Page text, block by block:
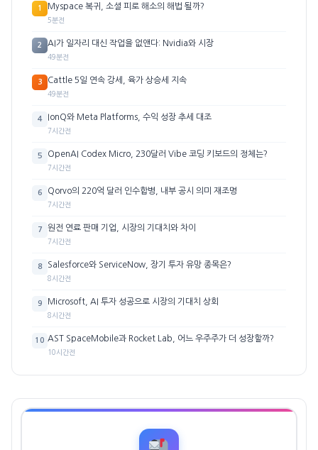
1 Myspace 복귀, 소셜 피로 해소의 해법 될까?
5분전
2 AI가 일자리 대신 작업을 없앤다: Nvidia와 시장
49분전
3 Cattle 5일 연속 강세, 육가 상승세 지속
49분전
4 IonQ와 Meta Platforms, 수익 성장 추세 대조
7시간전
5 OpenAI Codex Micro, 230달러 Vibe 코딩 키보드의 정체는?
7시간전
6 Qorvo의 220억 달러 인수합병, 내부 공시 의미 재조명
7시간전
7 원전 연료 판매 기업, 시장의 기대치와 차이
7시간전
8 Salesforce와 ServiceNow, 장기 투자 유망 종목은?
8시간전
9 Microsoft, AI 투자 성공으로 시장의 기대치 상회
8시간전
10 AST SpaceMobile과 Rocket Lab, 어느 우주주가 더 성장할까?
10시간전